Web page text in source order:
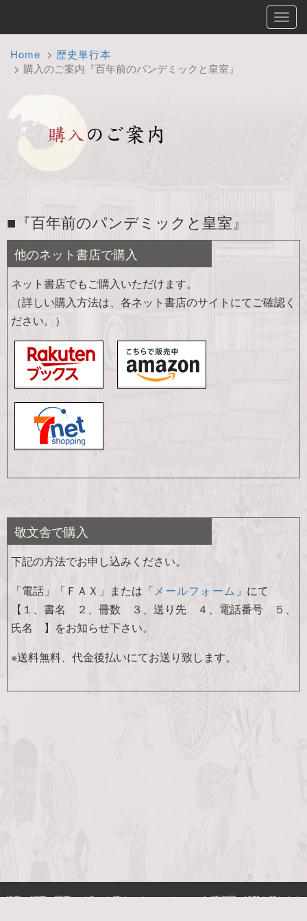
Home
歴史単行本
購入のご案内『百年前のパンデミックと皇室』
■『百年前のパンデミックと皇室』
他のネット書店で購入
ネット書店でもご購入いただけます。
（詳しい購入方法は、各ネット書店のサイトにてご確認く
ださい。）
敬文舎で購入
下記の方法でお申し込みください。
「電話」「ＦＡＸ」または「メールフォーム 」にて
【１、書名 ２、冊数 ３、送り先 ４、電話番号 ５、
氏名 】をお知らせ下さい。
※送料無料、代金後払いにてお送り致します。
掲載の記事・写真・イラスト等すべてのコンテンツの無断複写・転載を禁じます